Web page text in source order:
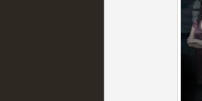
Recomendación de la